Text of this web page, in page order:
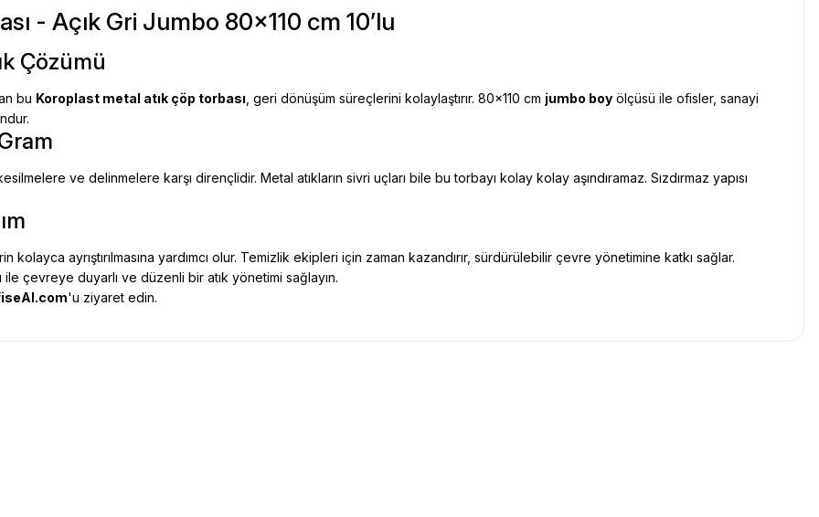
- Açık Gri Jumbo 80x110 cm 10’lu
Çözümü
bu Koroplast metal atık çöp torbası , geri dönüşüm süreçlerini kolaylaştırır. 80x110 cm jumbo boy ölçüsü ile ofisler, sanayi
ve delinmelere karşı dirençlidir. Metal atıkların sivri uçları bile bu torbayı kolay kolay aşındıramaz. Sızdırmaz yapısı
kolayca ayrıştırılmasına yardımcı olur. Temizlik ekipleri için zaman kazandırır, sürdürülebilir çevre yönetimine katkı sağlar.
ile çevreye duyarlı ve düzenli bir atık yönetimi sağlayın.
'u ziyaret edin.